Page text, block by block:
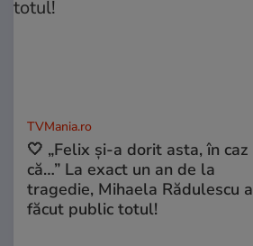
TVMania.ro
🤍 „Felix și-a dorit asta, în caz
că…” La exact un an de la
tragedie, Mihaela Rădulescu a
făcut public totul!